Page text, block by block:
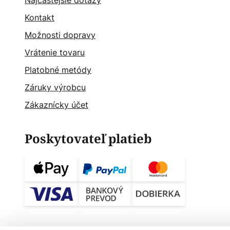
Kontakt
Možnosti dopravy
Vrátenie tovaru
Platobné metódy
Záruky výrobcu
Zákaznícky účet
Poskytovateľ platieb